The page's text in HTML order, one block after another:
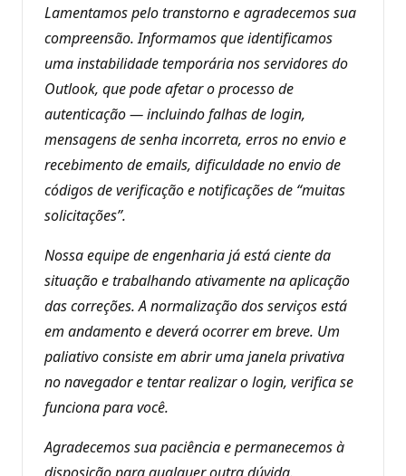
p
u
t
ç
o
Lamentamos pelo transtorno e agradecemos sua
compreensão. Informamos que identificamos
uma instabilidade temporária nos servidores do
Outlook, que pode afetar o processo de
autenticação — incluindo falhas de login,
mensagens de senha incorreta, erros no envio e
recebimento de emails, dificuldade no envio de
códigos de verificação e notificações de “muitas
solicitações”.
Nossa equipe de engenharia já está ciente da
situação e trabalhando ativamente na aplicação
das correções. A normalização dos serviços está
em andamento e deverá ocorrer em breve. Um
paliativo consiste em abrir uma janela privativa
no navegador e tentar realizar o login, verifica se
funciona para você.
Agradecemos sua paciência e permanecemos à